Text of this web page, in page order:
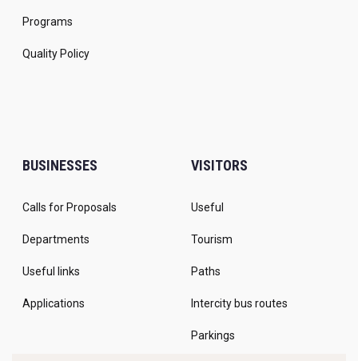
Programs
Quality Policy
BUSINESSES
Calls for Proposals
Departments
Useful links
Applications
VISITORS
Useful
Tourism
Paths
Intercity bus routes
Parkings